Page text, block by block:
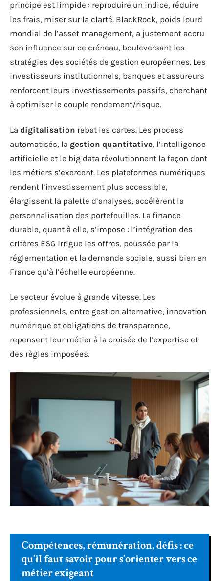
principe est limpide : reproduire un indice, réduire
les frais, miser sur la clarté. BlackRock, poids lourd
mondial de l’asset management, a justement accru
son influence sur ce créneau, bouleversant les
stratégies des sociétés de gestion européennes. Les
investisseurs institutionnels, banques et assureurs
renforcent leurs investissements passifs, cherchant
à optimiser le couple rendement/risque.
La digitalisation rebat les cartes. Les process
automatisés, la gestion quantitative, l’intelligence
artificielle et le big data révolutionnent la façon dont
les métiers s’exercent. Les plateformes numériques
rendent l’investissement plus accessible,
élargissent la palette d’analyses, accélèrent la
personnalisation des portefeuilles. La finance
durable, quant à elle, s’impose : l’intégration des
critères ESG irrigue les offres, poussée par la
réglementation et la demande sociale, aussi bien en
France qu’à l’échelle européenne.
Le secteur évolue à grande vitesse. Les
professionnels, entre gestion alternative, innovation
numérique et obligations de transparence,
repensent leur métier à la croisée de l’expertise et
des règles imposées.
Compétences, rémunération, défis : ce
qu’il faut savoir pour s’orienter vers ce
métier exigeant